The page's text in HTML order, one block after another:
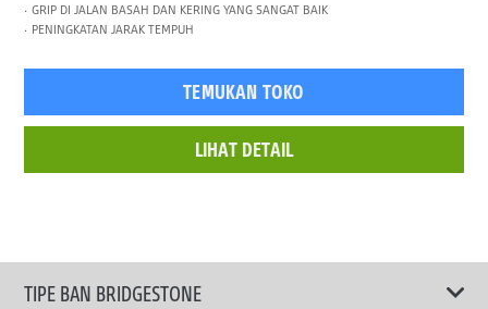
GRIP DI JALAN BASAH DAN KERING YANG SANGAT BAIK
PENINGKATAN JARAK TEMPUH
TEMUKAN TOKO
LIHAT DETAIL
TIPE BAN BRIDGESTONE